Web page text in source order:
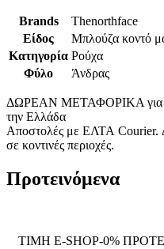
Brands
Thenorthface
Είδος
Μπλούζα κοντό
Κατηγορία Ρούχα
Φύλο
Άνδρας
ΔΩΡΕΑΝ ΜΕΤΑΦΟΡΙΚΑ για
την Ελλάδα
Αποστολές με ΕΛΤΑ Courier.
σε κοντινές περιοχές.
Προτεινόμενα
ΤΙΜΗ E-SHOP-0%